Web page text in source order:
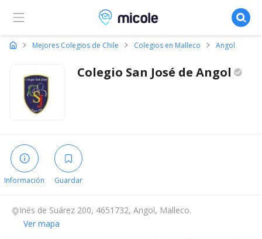
Micole, buscador de colegios
Mejores Colegios de Chile Colegios en Malleco Angol
Colegio San José de Angol
Información Guardar
Inés de Suárez 200, 4651732, Angol, Malleco.
Ver mapa